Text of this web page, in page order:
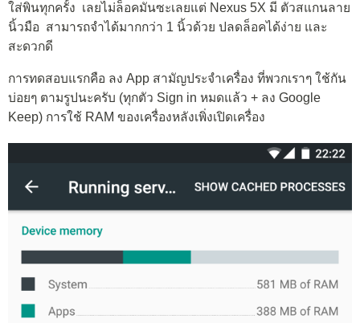
ใส่พินทุกครั้ง เลยไม่ล็อคมันซะเลยแต่ Nexus 5X มี ตัวสแกนลาย
นิ้วมือ สามารถจำได้มากกว่า 1 นิ้วด้วย ปลดล็อคได้ง่าย และ
สะดวกดี
การทดสอบแรกคือ ลง App สามัญประจำเครื่อง ที่พวกเราๆ ใช้กัน
บ่อยๆ ตามรูปนะครับ (ทุกตัว Sign in หมดแล้ว + ลง Google
Keep) การใช้ RAM ของเครื่องหลังเพิ่งเปิดเครื่อง